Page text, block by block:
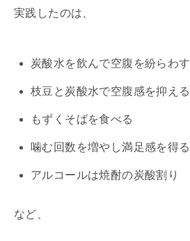
実践したのは、
炭酸水を飲んで空腹を紛らわす
枝豆と炭酸水で空腹感を抑える
もずくそばを食べる
噛む回数を増やし満足感を得る
アルコールは焼酎の炭酸割り
など、